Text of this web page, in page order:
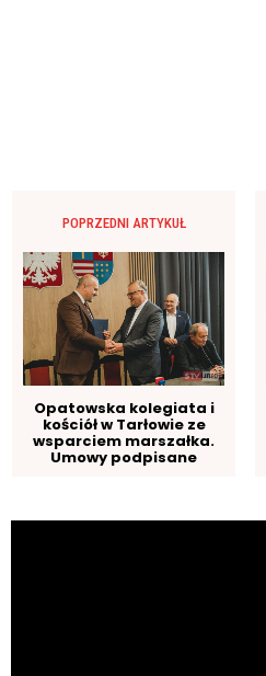
POPRZEDNI ARTYKUŁ
Opatowska kolegiata i
kościół w Tarłowie ze
wsparciem marszałka.
Umowy podpisane